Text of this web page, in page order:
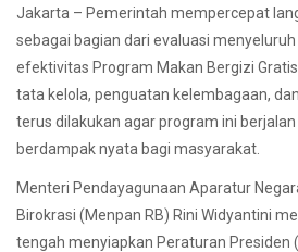
Jakarta – Pemerintah mempercepat
sebagai bagian dari evaluasi
efektivitas Program Makan Bergizi
tata kelola, penguatan kelembagaan,
terus dilakukan agar program ini
berdampak nyata bagi masyarakat.
Menteri Pendayagunaan Aparatur
Birokrasi (Menpan RB) Rini Widyantini
tengah menyiapkan Peraturan Presiden